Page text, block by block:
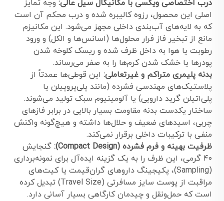
درب اختصاصی ویکسی با مکانیکال سیل عالی: وجه تمایز
اصلی این محصول، رزوه کالیبره شده و درب محکم آن است
که به لایه‌های آب‌بندی داخلی مجهز می‌شود. این مکانیزم
مانع از تبخیر فاز فرار محلول‌ها (اسانس‌ها و الکل) و ورود
رطوبت یا هوا به داخل ظرف شده و ریسک کلوخه شدن
پودرها یا خشک شدن کرم‌ها را به صفر می‌رساند.
بدنه پلیمری متراکم و غیرتعاملی: این قوطی‌ها عمدتاً از
پلاستیک‌های مهندسی فشرده (مانند پلی‌پروپیلن یا
پلی‌اتیلن گرید دارویی) یا آلومینیوم سبک تولید می‌شوند.
ساختار یکدست بدنه مقاومت بسیار بالایی در برابر فازهای
چربی، اسیدهای ضعیف و حلال‌ها داشته و هیچ‌گونه واکنش
منفی با ترکیبات داخلی برقرار نمی‌کند.
ظرفیت بهینه و فرم فشرده (Compact Design):
گنجایش
۴۰ گرمی، این ظرف را به یک گزینه ایده‌آل برای نمونه‌برداری
(Sampling)، پکیجینگ داروهای گران‌قیمت یا کیت‌های
مراقبت از پوست سایز مسافرتی (Travel Size) تبدیل کرده
است که حمل‌ونقل و چیدمان کارگاهی بسیار آسانی دارد.